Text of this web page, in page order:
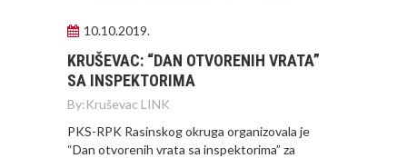
10.10.2019.
KRUŠEVAC: “DAN OTVORENIH VRATA”
SA INSPEKTORIMA
By:Kruševac LINK
PKS-RPK Rasinskog okruga organizovala je
“Dan otvorenih vrata sa inspektorima” za